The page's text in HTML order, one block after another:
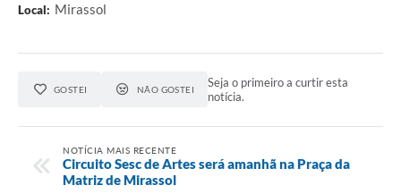
Local: Mirassol
GOSTEI NÃO GOSTEI
Seja o primeiro a curtir esta
notícia.
NOTÍCIA MAIS RECENTE
Circuito Sesc de Artes será amanhã na Praça da
Matriz de Mirassol